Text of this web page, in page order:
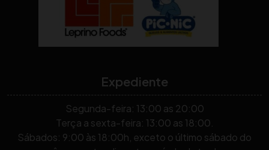
Expediente
Segunda-feira: 13:00 as 20:00
Terça a sexta-feira: 13:00 as 18:00.
Sábados: 9:00 às 18:00h, exceto o último sábado do